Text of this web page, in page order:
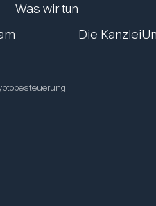
Was wir tun
Die Kanzlei